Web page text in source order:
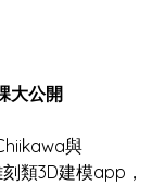
大公開
與
類3D建模app，